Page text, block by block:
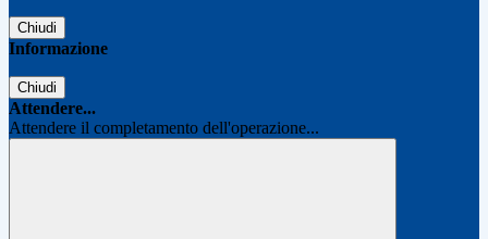
Chiudi
Informazione
Chiudi
Attendere...
Attendere il completamento dell'operazione...